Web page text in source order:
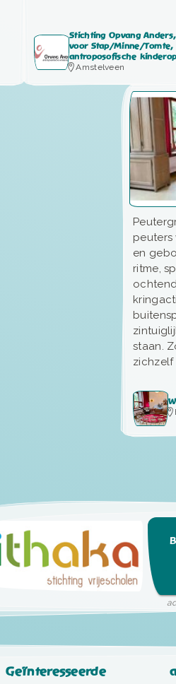
Stichting Opvang
voor Stap/Minne/Tomte,
antroposofische
Amstelveen
peuters
en
ritme,
staan.
zichzelf
Geïnteresseerde